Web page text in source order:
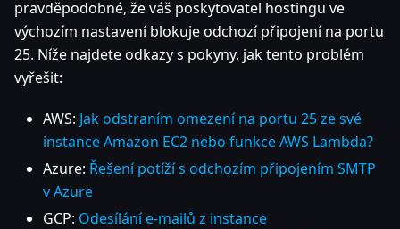
pravděpodobné, že váš poskytovatel hostingu ve
výchozím nastavení blokuje odchozí připojení na portu
25. Níže najdete odkazy s pokyny, jak tento problém
vyřešit:
AWS: Jak odstraním omezení na portu 25 ze své
instance Amazon EC2 nebo funkce AWS Lambda?
Azure: Řešení potíží s odchozím připojením SMTP
v Azure
GCP: Odesílání e-mailů z instance